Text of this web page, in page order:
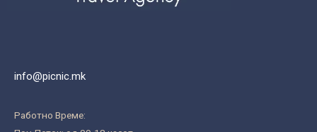
info@picnic.mk
Работно Време: